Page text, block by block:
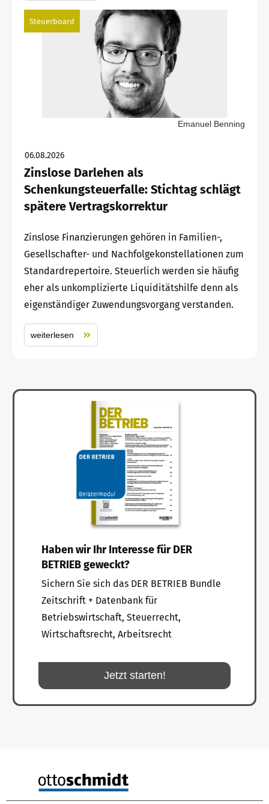
Steuerboard
Emanuel Benning
06.08.2026
Zinslose Darlehen als
Schenkungsteuerfalle: Stichtag schlägt
spätere Vertragskorrektur
Zinslose Finanzierungen gehören in Familien-,
Gesellschafter- und Nachfolgekonstellationen zum
Standardrepertoire. Steuerlich werden sie häufig
eher als unkomplizierte Liquiditätshilfe denn als
eigenständiger Zuwendungsvorgang verstanden.
weiterlesen
Haben wir Ihr Interesse für DER
BETRIEB geweckt?
Sichern Sie sich das DER BETRIEB Bundle
Zeitschrift + Datenbank für
Betriebswirtschaft, Steuerrecht,
Wirtschaftsrecht, Arbeitsrecht
Jetzt starten!